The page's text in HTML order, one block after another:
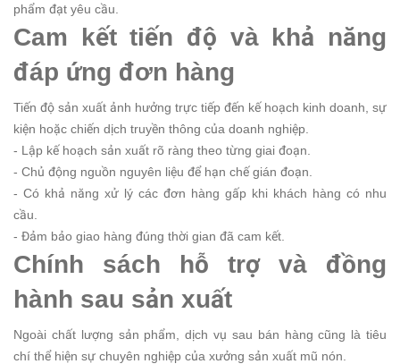
phẩm đạt yêu cầu.
Cam kết tiến độ và khả năng
đáp ứng đơn hàng
Tiến độ sản xuất ảnh hưởng trực tiếp đến kế hoạch kinh doanh, sự
kiện hoặc chiến dịch truyền thông của doanh nghiệp.
- Lập kế hoạch sản xuất rõ ràng theo từng giai đoạn.
- Chủ động nguồn nguyên liệu để hạn chế gián đoạn.
- Có khả năng xử lý các đơn hàng gấp khi khách hàng có nhu
cầu.
- Đảm bảo giao hàng đúng thời gian đã cam kết.
Chính sách hỗ trợ và đồng
hành sau sản xuất
Ngoài chất lượng sản phẩm, dịch vụ sau bán hàng cũng là tiêu
chí thể hiện sự chuyên nghiệp của xưởng sản xuất mũ nón.